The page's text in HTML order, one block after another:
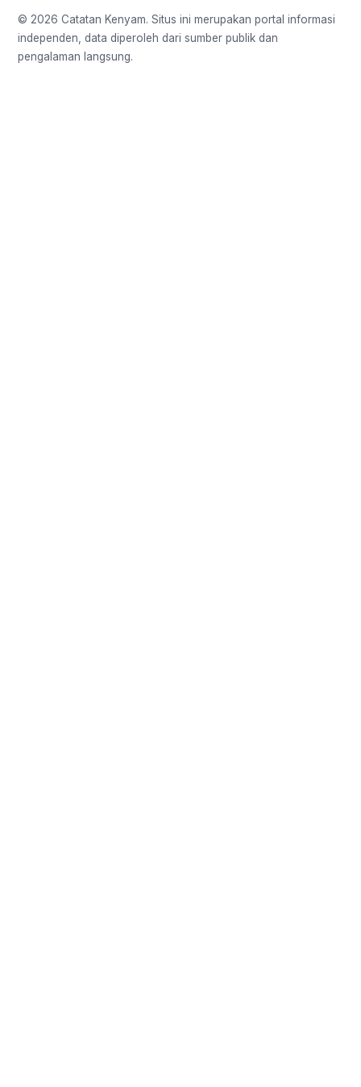
© 2026 Catatan Kenyam. Situs ini merupakan portal informasi
independen, data diperoleh dari sumber publik dan
pengalaman langsung.